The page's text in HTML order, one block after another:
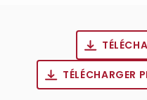
TÉLÉCHARGER